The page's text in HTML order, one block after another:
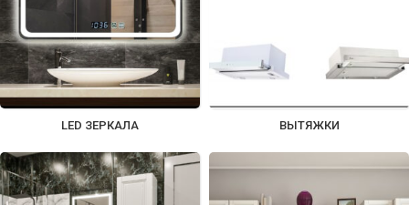
LED ЗЕРКАЛА ВЫТЯЖКИ